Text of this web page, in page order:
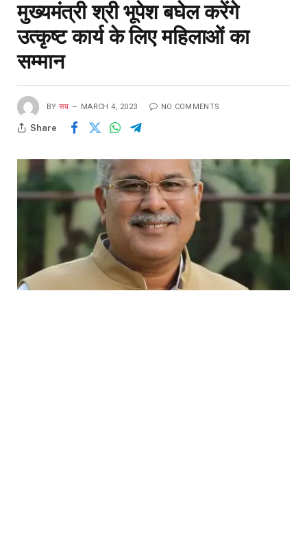
मुख्यमंत्री श्री भूपेश बघेल करेंगे
उत्कृष्ट कार्य के लिए महिलाओं का
सम्मान
BY सच MARCH 4, 2023 NO COMMENTS
Share